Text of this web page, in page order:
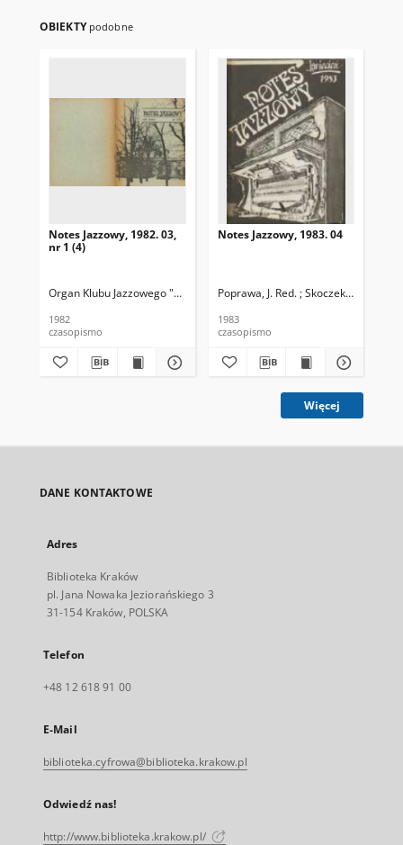
OBIEKTY podobne
Notes Jazzowy, 1982. 03,
nr 1 (4)
Organ Klubu Jazzowego "Rotunda" Skoczek, T. Red.
1982
czasopismo
Notes Jazzowy, 1983. 04
Poprawa, J. Red. ; Skoczek T. Red.
1983
czasopismo
Więcej
DANE KONTAKTOWE
Adres
Biblioteka Kraków
pl. Jana Nowaka Jeziorańskiego 3
31-154 Kraków, POLSKA
Telefon
+48 12 618 91 00
E-Mail
biblioteka.cyfrowa@biblioteka.krakow.pl
Odwiedź nas!
http://www.biblioteka.krakow.pl/